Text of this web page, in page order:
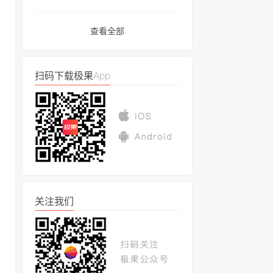
查看全部
扫码下载极果App
关注我们